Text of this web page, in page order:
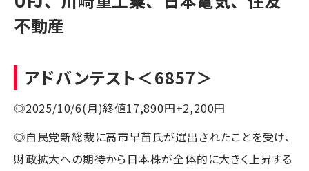
不動産
アドバンテスト＜6857＞
◎2025/10/6(月)終値17,890円+2,200円
◎自民党新総裁に高市早苗氏が選出されたことを受け、
財政拡大への期待から日本株が全体的に大きく上昇する